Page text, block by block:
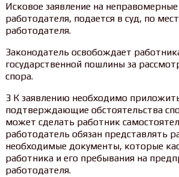
Исковое заявление на
работодателя, подается в суд, по
работодателя.
Законодатель освобождает
государственной пошлины за
спора.
3 К заявлению необходимо
подтверждающие обстоятельства
может сделать работник
работодатель обязан представлять
необходимые документы, которые
работника и его пребывания на
работодателя.